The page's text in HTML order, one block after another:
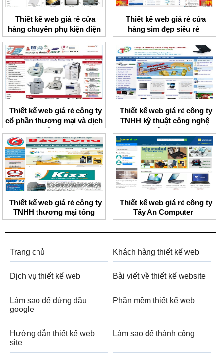
Thiết kế web giá rẻ cửa
hàng chuyên phụ kiện điện
thoại HNMobile
Thiết kế web giá rẻ cửa
hàng sim đẹp siêu rẻ
Thiết kế web giá rẻ công ty
cổ phần thương mại và dịch
vụ Trường Thủy
Thiết kế web giá rẻ công ty
TNHH kỹ thuật công nghệ
Thiên Bảo
Thiết kế web giá rẻ công ty
TNHH thương mại tổng
hợp Bảo Long
Thiết kế web giá rẻ công ty
Tây An Computer
Trang chủ Khách hàng thiết kế web
Dịch vụ thiết kế web Bài viết về thiết kế website
Làm sao để đứng đầu
google
Phần mềm thiết kế web
Hướng dẫn thiết kế web
site
Làm sao để thành công